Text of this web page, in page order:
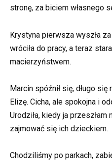
stronę, za biciem własnego
Krystyna pierwsza wyszła
wróciła do pracy, a teraz
macierzyństwem.
Marcin spóźnił się, długo się
Elizę. Cicha, ale spokojna i
Urodziła, kiedy ja przeszłam
zajmować się ich dzieckiem.
Chodziliśmy po parkach,